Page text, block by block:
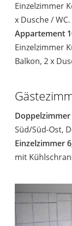
Einzelzimmer
x Dusche / WC.
Appartement
Einzelzimmer
Balkon, 2 x
Doppelzimmer
Süd/Süd-Ost,
Einzelzimmer
mit